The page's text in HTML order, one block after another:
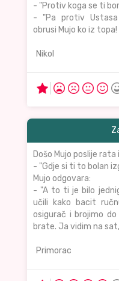
- "Protiv koga se ti
- "Pa protiv
obrusi Mujo ko iz topa!
Nikol
Došo Mujo poslije rata
- "Gdje si ti to bolan
Mujo odgovara:
- "A to ti je bilo
učili kako bacit
osigurač i brojimo
brate. Ja vidim na
Primorac